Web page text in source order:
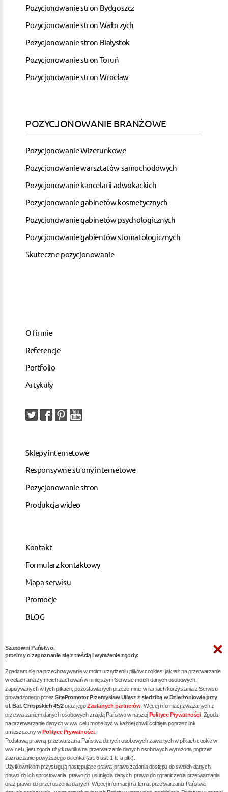
Pozycjonowanie stron Bydgoszcz
Pozycjonowanie stron Wałbrzych
Pozycjonowanie stron Białystok
Pozycjonowanie stron Toruń
Pozycjonowanie stron Wrocław
POZYCJONOWANIE BRANŻOWE
Pozycjonowanie Wizerunkowe
Pozycjonowanie warsztatów samochodowych
Pozycjonowanie kancelarii adwokackich
Pozycjonowanie gabinetów kosmetycznych
Pozycjonowanie gabinetów psychologicznych
Pozycjonowanie gabientów stomatologicznych
Skuteczne pozycjonowanie
O firmie
Referencje
Portfolio
Artykuły
Sklepy internetowe
Responsywne strony internetowe
Pozycjonowanie stron
Produkcja wideo
Kontakt
Formularz kontaktowy
Mapa serwisu
Promocje
BLOG
ARTYKUŁY
Pozycjonowanie dla kancelarii notarialnych -
skuteczna promocja w internecie
Skuteczne Pozycjonowanie, Marketing internetowy i
Reklama dla Siłowni oraz Trenerów Personalnych
Pozycjonowanie / reklama dla dietetyka - zwiększ
liczbę pacjentów poprzez skuteczne SEO
Pozycjonowanie dla restauracji / gastronomii -
skuteczna promocja Twojego lokalu w internecie
Szanowni Państwo,
prosimy o zapoznanie się z treścią i wyrażenie zgody:
Zgadzam się na przechowywanie w moim urządzeniu plików cookies, jak też na przetwarzanie
w celach analizy moich zachowań w niniejszym Serwisie moich danych osobowych,
zapisywanych w tych plikach, pozostawianych przeze mnie w ramach korzystania z Serwisu
prowadzonego przezSitePromotor Przemysław Uliasz z siedzibą w Dzierżoniowie przy
ul. Bat. Chłopskich 45/2oraz jegoZaufanych partnerów. Więcej informacji związanych z
przetwarzaniem danych osobowych znajdą Państwo w naszej Polityce Prywatności. Zgoda
na przetwarzanie danych w ww. celu może być w każdej chwili cofnięta poprzez link
umieszczony wPolityce Prywatności.
Podstawą prawną przetwarzania Państwa danych osobowych zawartych w plikach cookie w
ww. celu, jest zgoda użytkownika na przetwarzanie danych osobowych wyrażona poprzez
zaznaczanie powyższego okienka (art. 6 ust. 1 lit. a pltk).
Użytkownikom przysługują następujące prawa: prawo żądania dostępu do swoich danych,
prawo do ich sprostowania, prawo do usunięcia danych, prawo do ograniczenia przetwarzania
oraz prawo do przenoszenia danych. Więcej informacji na temat przetwarzania Państwa